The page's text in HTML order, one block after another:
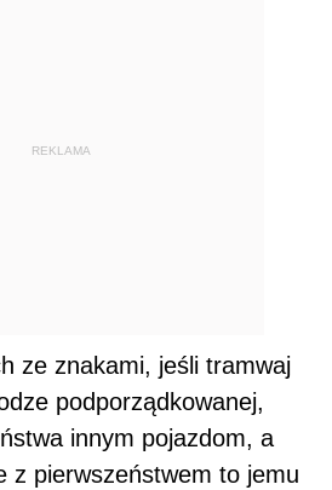
REKLAMA
ze znakami, jeśli tramwaj
podporządkowanej,
innym pojazdom, a
z pierwszeństwem to jemu